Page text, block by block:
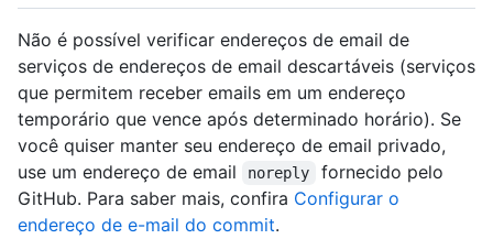
Não é possível verificar endereços de email de
serviços de endereços de email descartáveis (serviços
que permitem receber emails em um endereço
temporário que vence após determinado horário). Se
você quiser manter seu endereço de email privado,
use um endereço de email
noreply
fornecido pelo
GitHub. Para saber mais, confira Configurar o
endereço de e-mail do commit.